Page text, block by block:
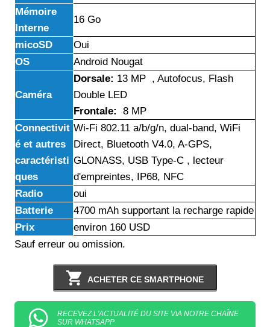
Mémoire
Interne
16 Go
micoSD
Oui
OS
Android Nougat
Caméra
Dorsale: 13 MP , Autofocus, Flash
Double LED
Frontale:
8 MP
Connectivit
é et autres
caractéristi
ques
Wi-Fi 802.11 a/b/g/n, dual-band, WiFi
Direct, Bluetooth V4.0, A-GPS,
GLONASS, USB Type-C , lecteur
d'empreintes, IP68, NFC
Radio
oui
Batterie
4700 mAh supportant la recharge rapide
Prix
environ 160 USD
Sauf erreur ou omission.
ACHETER CE SMARTPHONE
RECEVEZ L'ACTUALITÉ DU SITE VIA NOTRE CHAÎNE
SUR WHATSAPP